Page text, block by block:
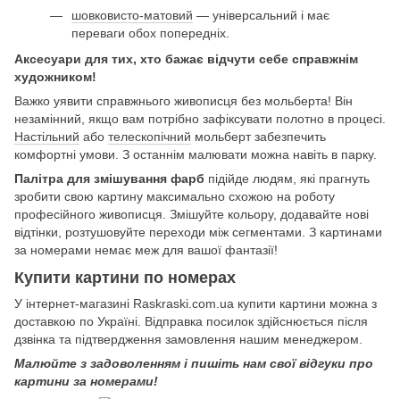
шовковисто-матовий — універсальний і має
переваги обох попередніх.
Аксесуари для тих, хто бажає відчути себе справжнім
художником!
Важко уявити справжнього живописця без мольберта! Він
незамінний, якщо вам потрібно зафіксувати полотно в процесі.
Настільний або телескопічний мольберт забезпечить
комфортні умови. З останнім малювати можна навіть в парку.
Палітра для змішування фарб підійде людям, які прагнуть
зробити свою картину максимально схожою на роботу
професійного живописця. Змішуйте кольору, додавайте нові
відтінки, розтушовуйте переходи між сегментами. З картинами
за номерами немає меж для вашої фантазії!
Купити картини по номерах
У інтернет-магазині Raskraski.com.ua купити картини можна з
доставкою по Україні. Відправка посилок здійснюється після
дзвінка та підтвердження замовлення нашим менеджером.
Малюйте з задоволенням і пишіть нам свої відгуки про
картини за номерами!